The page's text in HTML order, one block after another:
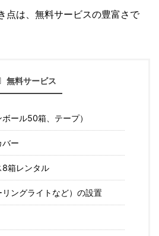
点は、無料サービスの豊富さで
無料サービス
ール50箱、テープ）
バー
8箱レンタル
ングライトなど）の設置